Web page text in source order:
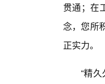
贯通；在
念，您所
正实力。
“精